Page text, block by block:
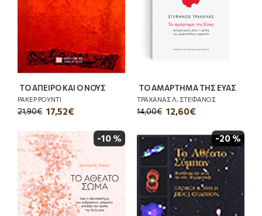
ΤΟ ΑΠΕΙΡΟ ΚΑΙ Ο ΝΟΥΣ
ΡΑΚΕΡ ΡΟΥΝΤΙ
17,52€
21,90€
ΤΟ ΑΜΑΡΤΗΜΑ ΤΗΣ ΕΥΑΣ
ΤΡΑΧΑΝΑΣ Λ. ΣΤΕΦΑΝΟΣ
12,60€
14,00€
-10 % -20 %